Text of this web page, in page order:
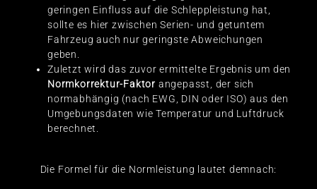
geringen Einfluss auf die Schleppleistung hat,
sollte es hier zwischen Serien- und getuntem
Fahrzeug auch nur geringste Abweichungen
geben.
Zuletzt wird das zuvor ermittelte Ergebnis um den
Normkorrektur-Faktor angepasst, der sich
normabhängig (nach EWG, DIN oder ISO) aus den
Umgebungsdaten wie Temperatur und Luftdruck
berechnet.
Die Formel für die Normleistung lautet demnach: